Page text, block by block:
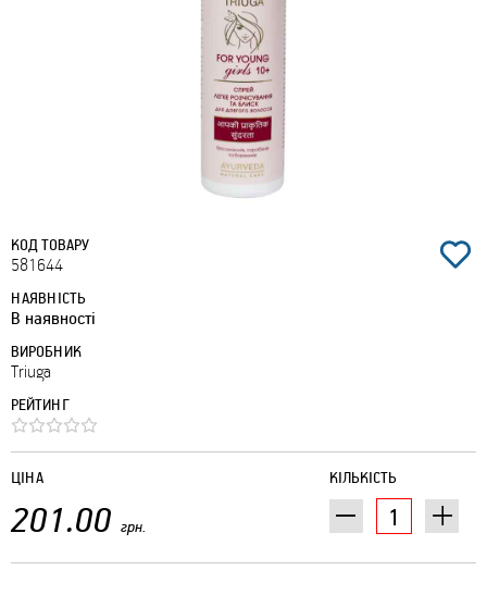
КОД ТОВАРУ
581644
НАЯВНІСТЬ
В наявності
ВИРОБНИК
Triuga
РЕЙТИНГ
КІЛЬКІСТЬ
ЦІНА
201.00 грн.